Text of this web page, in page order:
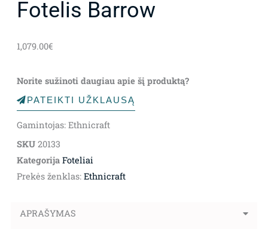
Fotelis Barrow
1,079.00€
Norite sužinoti daugiau apie šį produktą?
PATEIKTI UŽKLAUSĄ
Gamintojas: Ethnicraft
SKU 20133
Kategorija Foteliai
Prekės ženklas: Ethnicraft
APRAŠYMAS